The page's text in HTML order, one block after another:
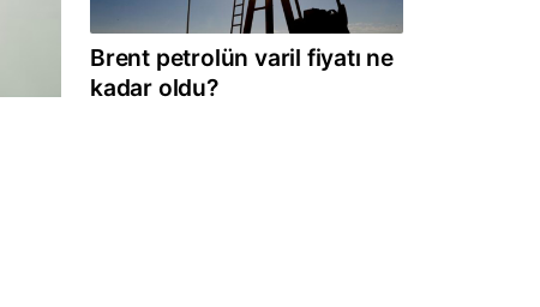
Brent petrolün varil fiyatı ne
kadar oldu?